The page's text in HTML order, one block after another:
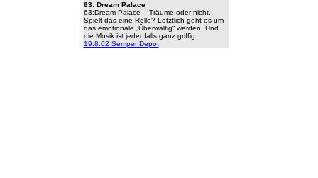
63: Dream Palace
63:Dream Palace – Träume oder nicht.
Spielt das eine Rolle? Letztlich geht es um
das emotionale „Überwältig“ werden. Und
die Musik ist jedenfalls ganz griffig.
19.8.02 Semper Depot